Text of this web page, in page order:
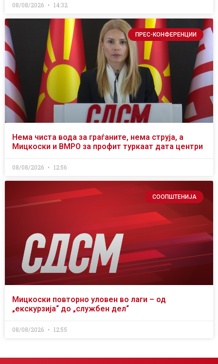
08/08/2026 14:32
ПРЕС-КОНФЕРЕНЦИИ
Нема чиста вода за граѓаните, нема струја, а
Мицкоски и ВМРО за профит туркаат дата центри
08/08/2026 12:56
СООПШТЕНИЈА
Мицкоски повторно уловен во лаги – од
„екскурзија“ до „службен дел“
08/08/2026 12:55